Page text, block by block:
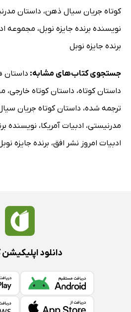
کوتاه جریان سیال ذهن، داستان
نویسنده برنده جایزه نوبل، مجموعه
برنده جایزه نوبل
جستجوی کتاب‌های مشابه: داستان
داستان کوتاه، داستان کوتاه خارجی،
ترجمه شده، داستان کوتاه جریان
مدرنیستی، ادبیات آمریکا، نویسنده
ادبیات امروز نشر افق، برنده جایزه
دانلود اپلیکیشن